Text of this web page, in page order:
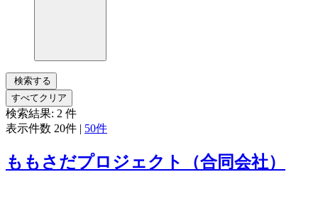
検索する
すべてクリア
検索結果: 2 件
表示件数 20件 | 50件
ももさだプロジェクト（合同会社）